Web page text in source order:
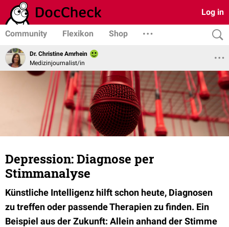
Log in
Community Flexikon Shop
Dr. Christine Amrhein
Medizinjournalist/in
Depression: Diagnose per
Stimmanalyse
Künstliche Intelligenz hilft schon heute, Diagnosen
zu treffen oder passende Therapien zu finden. Ein
Beispiel aus der Zukunft: Allein anhand der Stimme